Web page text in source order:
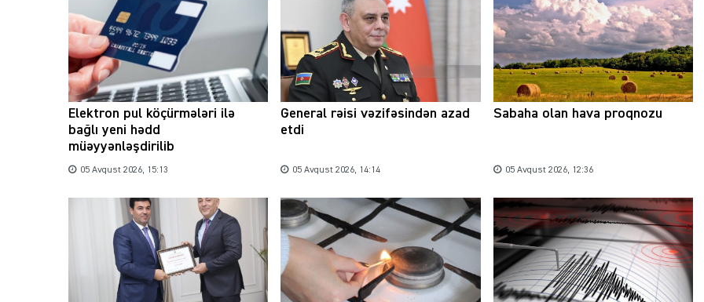
Elektron pul köçürmələri ilə
bağlı yeni hədd
müəyyənləşdirilib
05 Avqust 2026, 15:13
General rəisi vəzifəsindən azad
etdi
05 Avqust 2026, 14:14
Sabaha olan hava proqnozu
05 Avqust 2026, 12:36
Şəhərsalma ili və qanunsuz tikintilər:
nəzarət mexanizmi haradadır?